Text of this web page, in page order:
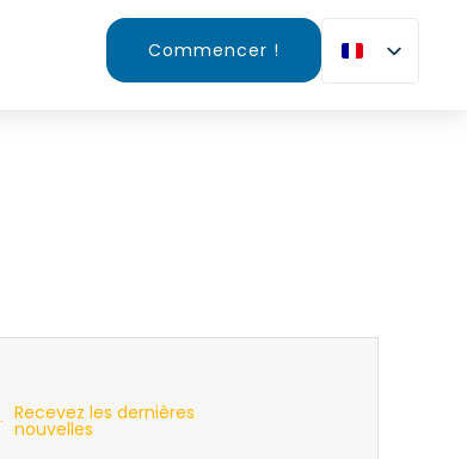
Commencer !
Recevez les dernières
nouvelles